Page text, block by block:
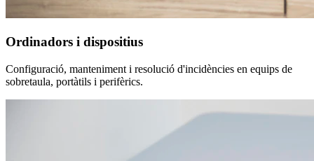
Ordinadors i dispositius
Configuració, manteniment i resolució d'incidències en equips de
sobretaula, portàtils i perifèrics.